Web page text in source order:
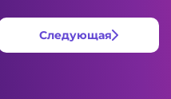
Следующая